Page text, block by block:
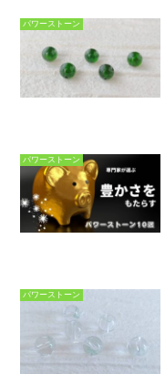
パワーストーン
パワーストーン
パワーストーン